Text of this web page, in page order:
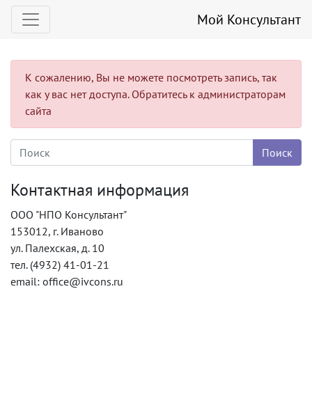
Мой Консультант
К сожалению, Вы не можете посмотреть запись, так
как у вас нет доступа. Обратитесь к администраторам
сайта
Контактная информация
ООО "НПО Консультант"
153012, г. Иваново
ул. Палехская, д. 10
тел. (4932) 41-01-21
email: office@ivcons.ru